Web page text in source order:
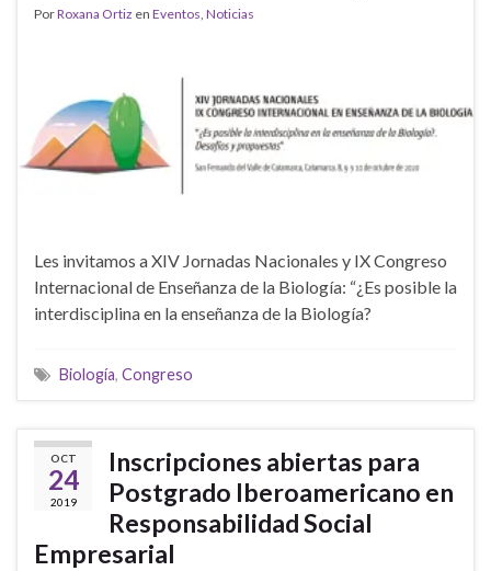
PorRoxana Ortiz en Eventos Noticias
Les invitamos a XIV Jornadas Nacionales y IX Congreso
Internacional de Enseñanza de la Biología: “¿Es posible la
interdisciplina en la enseñanza de la Biología?
Biología, Congreso
OCT
24
2019
Inscripciones abiertas para
Postgrado Iberoamericano en
Responsabilidad Social
Empresarial